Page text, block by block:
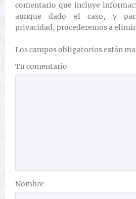
comentario que incluye
aunque dado el caso, y
privacidad, procederemos a
Los campos obligatorios están
Tu comentario
Nombre